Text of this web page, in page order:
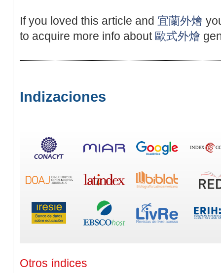
If you loved this article and 宜蘭外燴
to acquire more info about 歐式外燴
Indizaciones
Otros índices